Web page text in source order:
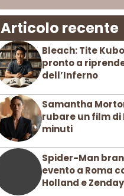
Articolo recente
Bleach: Tite
pronto a
dell’Inferno
Samantha
rubare un film di
minuti
Spider-Man
evento a Roma
Holland e